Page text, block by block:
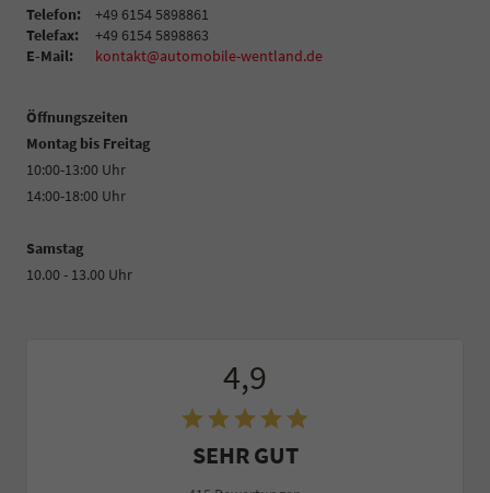
Telefon:
+49 6154 5898861
Telefax:
+49 6154 5898863
E-Mail:
kontakt@automobile-wentland.de
Öffnungszeiten
Montag bis Freitag
10:00-13:00 Uhr
14:00-18:00 Uhr
Samstag
10.00 - 13.00 Uhr
4,9
SEHR GUT